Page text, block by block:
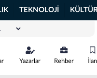
TEKNOLOJİ
Yazarlar Rehber İlan